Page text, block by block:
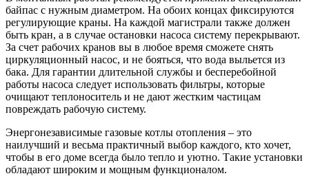
байпас с нужным диаметром. На обоих концах фиксируются
регулирующие краны. На каждой магистрали также должен
быть кран, а в случае остановки насоса систему перекрывают.
За счет рабочих кранов вы в любое время сможете снять
циркуляционный насос, и не бояться, что вода выльется из
бака. Для гарантии длительной службы и бесперебойной
работы насоса следует использовать фильтры, которые
очищают теплоноситель и не дают жестким частицам
повреждать рабочую систему.
Энергонезависимые газовые котлы отопления – это
наилучший и весьма практичный выбор каждого, кто хочет,
чтобы в его доме всегда было тепло и уютно. Такие установки
обладают широким и мощным функционалом.